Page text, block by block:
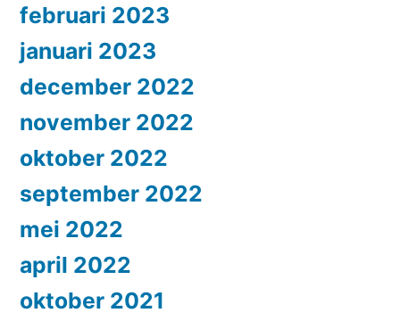
februari 2023
januari 2023
december 2022
november 2022
oktober 2022
september 2022
mei 2022
april 2022
oktober 2021